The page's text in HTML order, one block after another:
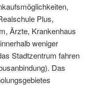
Plus,
Ärzte, Krankenhaus
weniger
Stadtzentrum fahren
Das